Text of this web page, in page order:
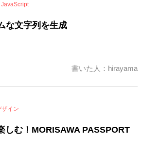
JavaScript
な文字列を生成
書いた人：hirayama
イン
しむ！MORISAWA PASSPORT